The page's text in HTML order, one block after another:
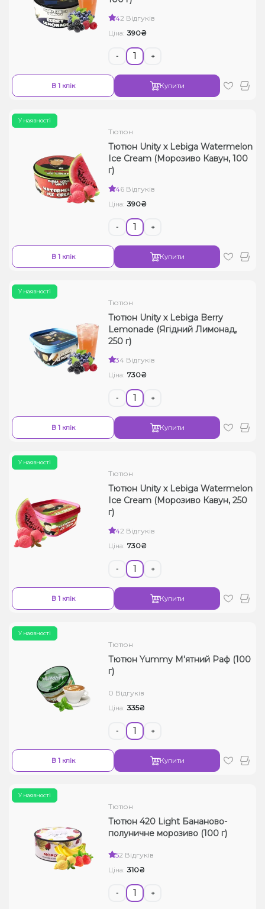
Рідини для електронних сигарет
Уцінка
42 Відгуків
Ціна: 390₴
- +
В 1 клік Купити
У наявності
Тютюн
Тютюн Unity x Lebiga Watermelon
Ice Cream (Морозиво Кавун, 100
г)
46 Відгуків
Ціна: 390₴
- +
В 1 клік Купити
У наявності
Тютюн
Тютюн Unity x Lebiga Berry
Lemonade (Ягідний Лимонад,
250 г)
34 Відгуків
Ціна: 730₴
- +
В 1 клік Купити
У наявності
Тютюн
Тютюн Unity x Lebiga Watermelon
Ice Cream (Морозиво Кавун, 250
г)
42 Відгуків
Ціна: 730₴
- +
В 1 клік Купити
У наявності
Тютюн
Тютюн Yummy М'ятний Раф (100
г)
0 Відгуків
Ціна: 335₴
- +
В 1 клік Купити
У наявності
Тютюн
Тютюн 420 Light Бананово-
полуничне морозиво (100 г)
52 Відгуків
Ціна: 310₴
- +